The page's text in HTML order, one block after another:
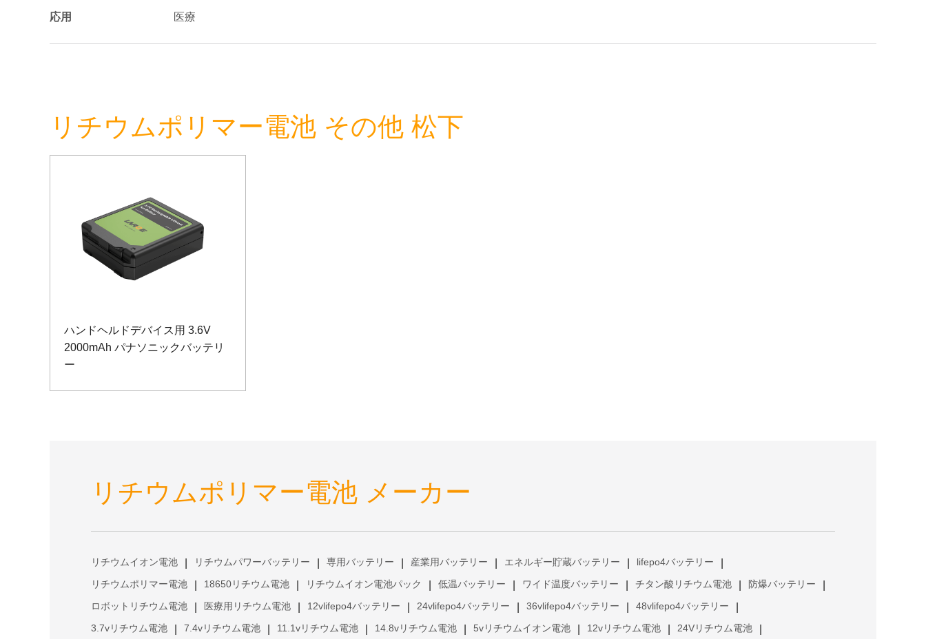
応用 医療
リチウムポリマー電池 その他 松下
ハンドヘルドデバイス用 3.6V
2000mAh パナソニックバッテリ
ー
リチウムポリマー電池 メーカー
リチウムイオン電池 リチウムパワーバッテリー 専用バッテリー 産業用バッテリー エネルギー貯蔵バッテリー lifepo4バッテリー
リチウムポリマー電池 18650リチウム電池 リチウムイオン電池パック 低温バッテリー ワイド温度バッテリー チタン酸リチウム電池 防爆バッテリー
ロボットリチウム電池 医療用リチウム電池 12vlifepo4バッテリー 24vlifepo4バッテリー 36vlifepo4バッテリー 48vlifepo4バッテリー
3.7vリチウム電池 7.4vリチウム電池 11.1vリチウム電池 14.8vリチウム電池 5vリチウムイオン電池 12vリチウム電池 24Vリチウム電池